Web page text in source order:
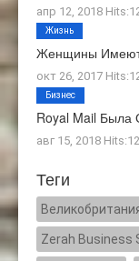
апр 12, 2018
Женщины
окт 26, 2017
Жизнь
Royal Mail
авг 15, 2018
Бизнес
Теги
Zerah Business